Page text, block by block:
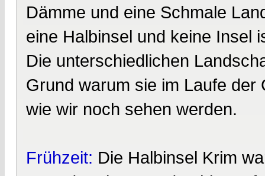
Dämme und eine Schmale
eine Halbinsel und keine Insel
Die unterschiedlichen
Grund warum sie im Laufe der
wie wir noch sehen werden.
Frühzeit: Die Halbinsel Krim